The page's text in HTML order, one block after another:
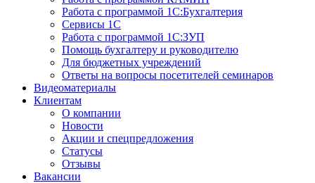
Работа с программой 1С:Бухгалтерия
Сервисы 1С
Работа с программой 1С:ЗУП
Помощь бухгалтеру и руководителю
Для бюджетных учреждений
Ответы на вопросы посетителей семинаров
Видеоматериалы
Клиентам
О компании
Новости
Акции и спецпредложения
Статусы
Отзывы
Вакансии